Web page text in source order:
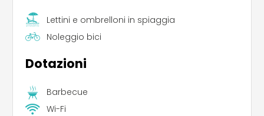
Lettini e ombrelloni in spiaggia
Noleggio bici
Dotazioni
Barbecue
Wi-Fi